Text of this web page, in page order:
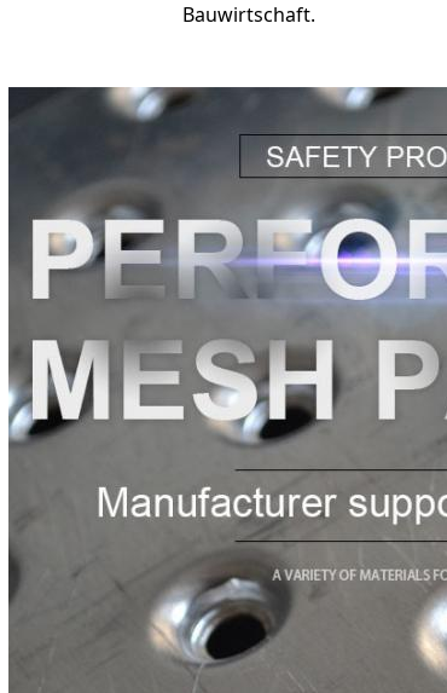
Bauwirtschaft.